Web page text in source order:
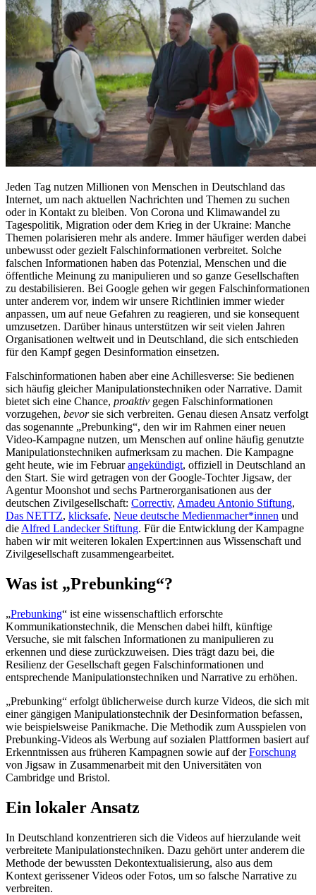
Jeden Tag nutzen Millionen von Menschen in Deutschland das
Internet, um nach aktuellen Nachrichten und Themen zu suchen
oder in Kontakt zu bleiben. Von Corona und Klimawandel zu
Tagespolitik, Migration oder dem Krieg in der Ukraine: Manche
Themen polarisieren mehr als andere. Immer häufiger werden dabei
unbewusst oder gezielt Falschinformationen verbreitet. Solche
falschen Informationen haben das Potenzial, Menschen und die
öffentliche Meinung zu manipulieren und so ganze Gesellschaften
zu destabilisieren. Bei Google gehen wir gegen Falschinformationen
unter anderem vor, indem wir unsere Richtlinien immer wieder
anpassen, um auf neue Gefahren zu reagieren, und sie konsequent
umzusetzen. Darüber hinaus unterstützen wir seit vielen Jahren
Organisationen weltweit und in Deutschland, die sich entschieden
für den Kampf gegen Desinformation einsetzen.
Falschinformationen haben aber eine Achillesverse: Sie bedienen
sich häufig gleicher Manipulationstechniken oder Narrative. Damit
bietet sich eine Chance, proaktiv gegen Falschinformationen
vorzugehen, bevorsie sich verbreiten. Genau diesen Ansatz verfolgt
das sogenannte „Prebunking“, den wir im Rahmen einer neuen
Video-Kampagne nutzen, um Menschen auf online häufig genutzte
Manipulationstechniken aufmerksam zu machen. Die Kampagne
geht heute, wie im Februarangekündigt, offiziell in Deutschland an
den Start. Sie wird getragen von der Google-Tochter Jigsaw, der
Agentur Moonshot und sechs Partnerorganisationen aus der
deutschen Zivilgesellschaft: Correctiv, Amadeu Antonio Stiftung,
Das NETTZ, klicksafe, Neue deutsche Medienmacher*innen und
die Alfred Landecker Stiftung. Für die Entwicklung der Kampagne
haben wir mit weiteren lokalen Expert:innen aus Wissenschaft und
Zivilgesellschaft zusammengearbeitet.
Was ist „Prebunking“?
„Prebunking“ ist eine wissenschaftlich erforschte
Kommunikationstechnik, die Menschen dabei hilft, künftige
Versuche, sie mit falschen Informationen zu manipulieren zu
erkennen und diese zurückzuweisen. Dies trägt dazu bei, die
Resilienz der Gesellschaft gegen Falschinformationen und
entsprechende Manipulationstechniken und Narrative zu erhöhen.
„Prebunking“ erfolgt üblicherweise durch kurze Videos, die sich mit
einer gängigen Manipulationstechnik der Desinformation befassen,
wie beispielsweise Panikmache. Die Methodik zum Ausspielen von
Prebunking-Videos als Werbung auf sozialen Plattformen basiert auf
Erkenntnissen aus früheren Kampagnen sowie auf derForschung
von Jigsaw in Zusammenarbeit mit den Universitäten von
Cambridge und Bristol.
Ein lokaler Ansatz
In Deutschland konzentrieren sich die Videos auf hierzulande weit
verbreitete Manipulationstechniken. Dazu gehört unter anderem die
Methode der bewussten Dekontextualisierung, also aus dem
Kontext gerissener Videos oder Fotos, um so falsche Narrative zu
verbreiten.